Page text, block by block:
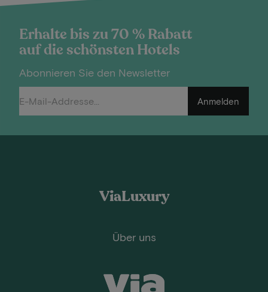
Erhalte bis zu 70 % Rabatt
auf die schönsten Hotels
Abonnieren Sie den Newsletter
Anmelden
ViaLuxury
Über uns